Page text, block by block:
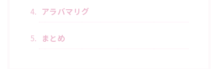
アラバマリグ
まとめ